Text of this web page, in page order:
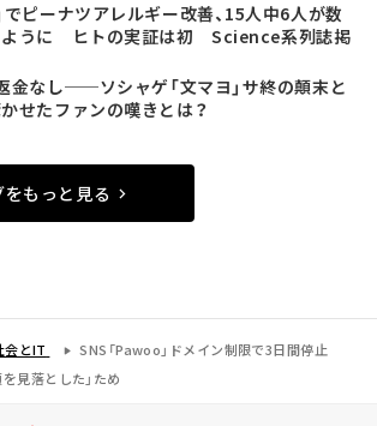
でピーナツアレルギー改善、15人中6人が数
ように ヒトの実証は初 Science系列誌掲
金なし──ソシャゲ「文マヨ」サ終の顛末と
せたファンの嘆きとは？
もっと見る
会とIT
SNS「Pawoo」ドメイン制限で3日間停止
見落とした」ため